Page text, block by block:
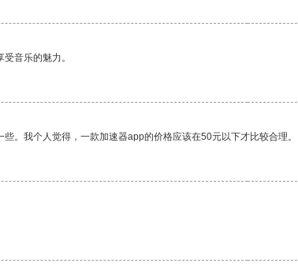
音乐的魅力。
。我个人觉得，一款加速器app的价格应该在50元以下才比较合理。